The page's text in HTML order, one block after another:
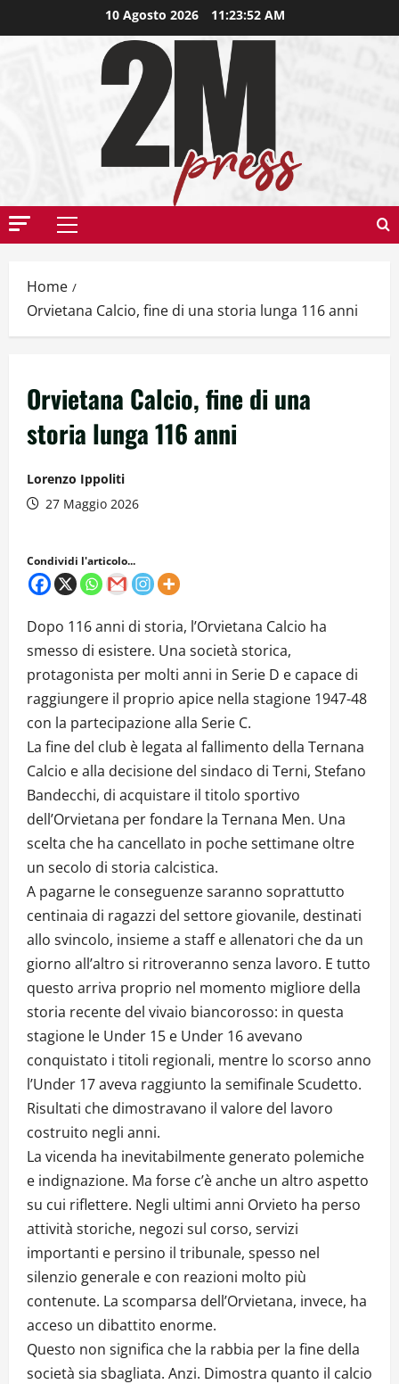
10 Agosto 2026 11:23:53 AM
Home
Orvietana Calcio, fine di una storia lunga 116 anni
Orvietana Calcio, fine di una
storia lunga 116 anni
Lorenzo Ippoliti
27 Maggio 2026
Condividi l'articolo...
Dopo 116 anni di storia, l’Orvietana Calcio ha
smesso di esistere. Una società storica,
protagonista per molti anni in Serie D e capace di
raggiungere il proprio apice nella stagione 1947-48
con la partecipazione alla Serie C.
La fine del club è legata al fallimento della Ternana
Calcio e alla decisione del sindaco di Terni, Stefano
Bandecchi, di acquistare il titolo sportivo
dell’Orvietana per fondare la Ternana Men. Una
scelta che ha cancellato in poche settimane oltre
un secolo di storia calcistica.
A pagarne le conseguenze saranno soprattutto
centinaia di ragazzi del settore giovanile, destinati
allo svincolo, insieme a staff e allenatori che da un
giorno all’altro si ritroveranno senza lavoro. E tutto
questo arriva proprio nel momento migliore della
storia recente del vivaio biancorosso: in questa
stagione le Under 15 e Under 16 avevano
conquistato i titoli regionali, mentre lo scorso anno
l’Under 17 aveva raggiunto la semifinale Scudetto.
Risultati che dimostravano il valore del lavoro
costruito negli anni.
La vicenda ha inevitabilmente generato polemiche
e indignazione. Ma forse c’è anche un altro aspetto
su cui riflettere. Negli ultimi anni Orvieto ha perso
attività storiche, negozi sul corso, servizi
importanti e persino il tribunale, spesso nel
silenzio generale e con reazioni molto più
contenute. La scomparsa dell’Orvietana, invece, ha
acceso un dibattito enorme.
Questo non significa che la rabbia per la fine della
società sia sbagliata. Anzi. Dimostra quanto il calcio